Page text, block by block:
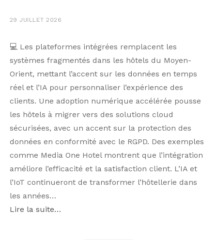
29 JUILLET 2026
💻 Les plateformes intégrées remplacent les
systèmes fragmentés dans les hôtels du Moyen-
Orient, mettant l’accent sur les données en temps
réel et l’IA pour personnaliser l’expérience des
clients. Une adoption numérique accélérée pousse
les hôtels à migrer vers des solutions cloud
sécurisées, avec un accent sur la protection des
données en conformité avec le RGPD. Des exemples
comme Media One Hotel montrent que l’intégration
améliore l’efficacité et la satisfaction client. L’IA et
l’IoT continueront de transformer l’hôtellerie dans
les années…
Lire la suite…